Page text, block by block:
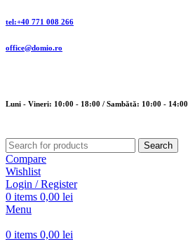
tel:+40 771 008 266
office@domio.ro
Luni - Vineri: 10:00 - 18:00 / Sambătă: 10:00 - 14:00
Search
Compare
Wishlist
Login / Register
0 items 0,00 lei
Menu
0 items 0,00 lei